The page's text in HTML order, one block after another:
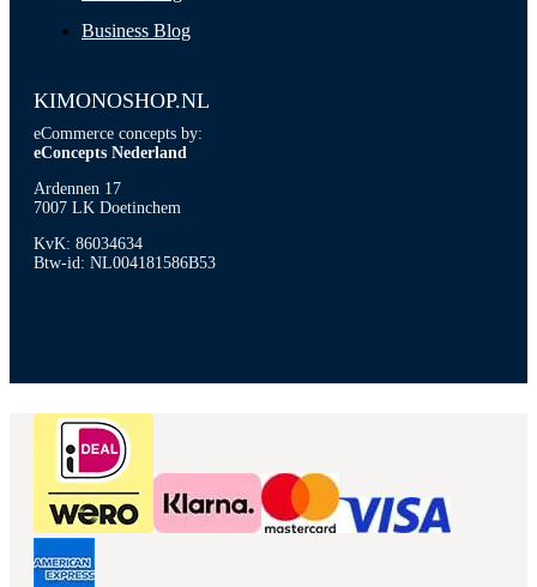
Business Blog
KIMONOSHOP.NL
eCommerce concepts by:
eConcepts Nederland
Ardennen 17
7007 LK Doetinchem
KvK: 86034634
Btw-id: NL004181586B53